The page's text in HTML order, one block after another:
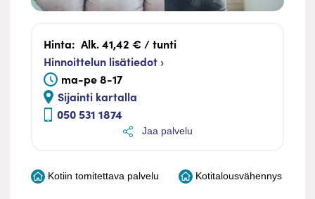
Hinta: Alk. 41,42 € / tunti
Hinnoittelun lisätiedot ›
ma-pe 8-17
Sijainti kartalla
050 531 1874
Jaa palvelu
Kotiin tomitettava palvelu Kotitalousvähennys